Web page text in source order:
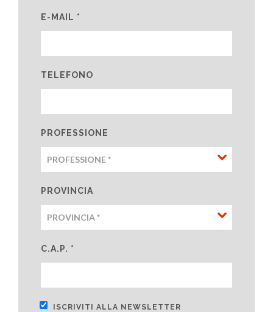
E-MAIL *
TELEFONO
PROFESSIONE
PROVINCIA
C.A.P. *
ISCRIVITI ALLA NEWSLETTER